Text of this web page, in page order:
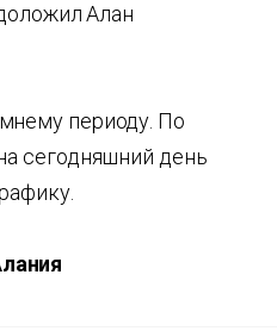
Алан
периоду. По
сегодняшний день